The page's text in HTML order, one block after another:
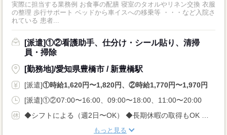
実際に担当する業務例 お食事の配膳 寝室のタオルやリネン交換 衣服
の整理 歩行サポート ベッドから車イスへの移乗等 ・・・など入院さ
れている 患者...
[派遣]①②看護助手、仕分け・シール貼り、清掃
員・掃除
[勤務地]/愛知県豊橋市 / 新豊橋駅
[派遣]①時給1,620円〜1,820円、②時給1,770円〜1,970円
[派遣]①②07:00〜16:00、09:00〜18:00、11:00〜20:00
◆シフトによる（週2日〜OK） ◆長期休暇の取得もOK 勤務曜日、休み希望はお気軽にご相談ください やむを得ない急なお休みにも理解のある職場です
もっと見る